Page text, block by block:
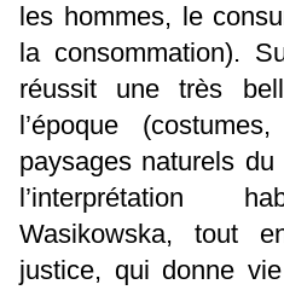
les hommes, le
la consommation).
réussit une très
l’époque
paysages naturels
l’interprétation
Wasikowska, tout
justice, qui donne